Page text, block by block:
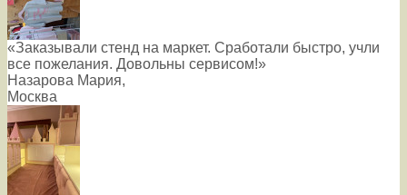
«Заказывали стенд на маркет. Сработали быстро, учли
все пожелания. Довольны сервисом!»
Назарова Мария,
Москва